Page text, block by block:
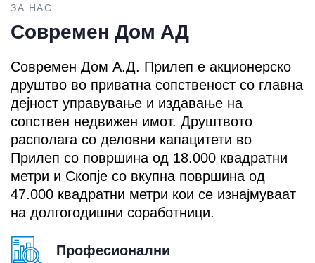
ЗА НАС
Современ Дом АД
Современ Дом А.Д. Прилеп е акционерско
друштво во приватна сопственост со главна
дејност управување и издавање на
сопствен недвижен имот. Друштвото
располага со деловни капацитети во
Прилеп со површина од 18.000 квадратни
метри и Скопје со вкупна површина од
47.000 квадратни метри кои се изнајмуваат
на долгогодишни соработници.
Професионални